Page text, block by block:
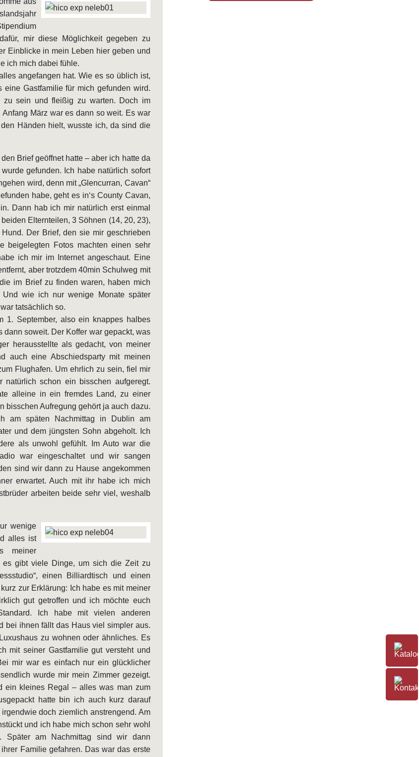
mir diese Möglichkeit gegeben zu
Einblicke in mein Leben hier geben und
ich mich dabei fühle.
angefangen hat. Wie es so üblich ist,
Gastfamilie für mich gefunden wird.
zu sein und fleißig zu warten. Doch im
März war es dann so weit. Es war
Händen hielt, wusste ich, da sind die
Brief geöffnet hatte – aber ich hatte da
gefunden. Ich habe natürlich sofort
wird, denn mit „Glencurran, Cavan“
habe, geht es in‘s County Cavan,
Dann hab ich mir natürlich erst einmal
Elternteilen, 3 Söhnen (14, 20, 23),
Der Brief, den sie mir geschrieben
beigelegten Fotos machten einen sehr
ich mir im Internet angeschaut. Eine
aber trotzdem 40min Schulweg mit
im Brief zu finden waren, haben mich
wie ich nur wenige Monate später
tatsächlich so.
1. September, also ein knappes halbes
dann soweit. Der Koffer war gepackt, was
herausstellte als gedacht, von meiner
auch eine Abschiedsparty mit meinen
Flughafen. Um ehrlich zu sein, fiel mir
schon ein bisschen aufgeregt.
alleine in ein fremdes Land, zu einer
bisschen Aufregung gehört ja auch dazu.
am späten Nachmittag in Dublin am
und dem jüngsten Sohn abgeholt. Ich
als unwohl gefühlt. Im Auto war die
war eingeschaltet und wir sangen
sind wir dann zu Hause angekommen
erwartet. Auch mit ihr habe ich mich
arbeiten beide sehr viel, weshalb
wenige
alles ist
meiner
gibt viele Dinge, um sich die Zeit zu
einen Billiardtisch und einen
zur Erklärung: Ich habe es mit meiner
gut getroffen und ich möchte euch
Ich habe mit vielen anderen
bei ihnen fällt das Haus viel simpler aus.
zu wohnen oder ähnliches. Es
mit seiner Gastfamilie gut versteht und
mir war es einfach nur ein glücklicher
wurde mir mein Zimmer gezeigt.
ein kleines Regal – alles was man zum
hatte bin ich auch kurz darauf
doch ziemlich anstrengend. Am
und ich habe mich schon sehr wohl
Später am Nachmittag sind wir dann
Familie gefahren. Das war das erste